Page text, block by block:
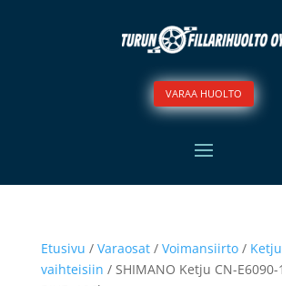
VARAA HUOLTO
Etusivu / Varaosat/ Voimansiirto/
vaihteisiin / SHIMANO Ketju CN-E6090-